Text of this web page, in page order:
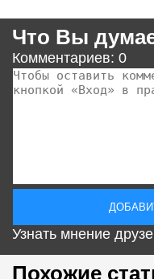
Что Вы
Комментариев: 0
Узнать мнение
Похожие